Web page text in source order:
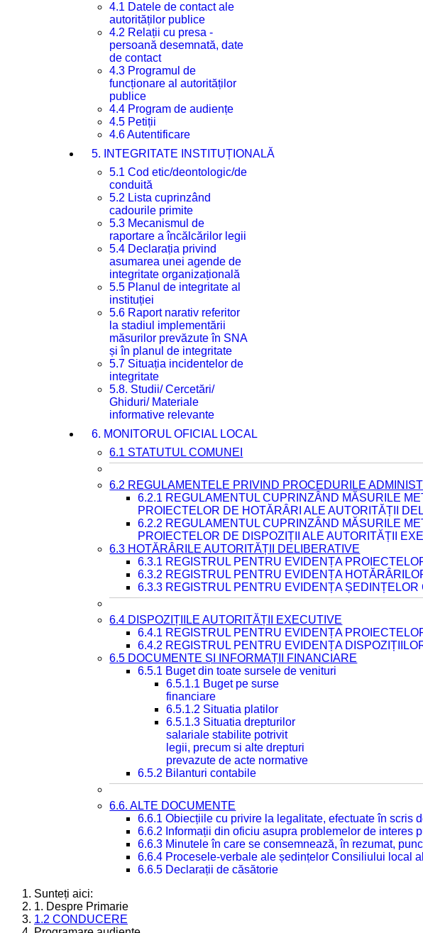
4.1 Datele de contact ale
autorităților publice
4.2 Relații cu presa -
persoană desemnată, date
de contact
4.3 Programul de
funcționare al autorităților
publice
4.4 Program de audiențe
4.5 Petiții
4.6 Autentificare
5. INTEGRITATE INSTITUȚIONALĂ
5.1 Cod etic/deontologic/de
conduită
5.2 Lista cuprinzând
cadourile primite
5.3 Mecanismul de
raportare a încălcărilor legii
5.4 Declarația privind
asumarea unei agende de
integritate organizațională
5.5 Planul de integritate al
instituției
5.6 Raport narativ referitor
la stadiul implementării
măsurilor prevăzute în SNA
și în planul de integritate
5.7 Situația incidentelor de
integritate
5.8. Studii/ Cercetări/
Ghiduri/ Materiale
informative relevante
6. MONITORUL OFICIAL LOCAL
6.1 STATUTUL COMUNEI
6.2 REGULAMENTELE PRIVIND PROCEDURILE
6.2.1 REGULAMENTUL CUPRINZÂND MĂSURILE
PROIECTELOR DE HOTĂRÂRI ALE AUTORITĂȚII
6.2.2 REGULAMENTUL CUPRINZÂND MĂSURILE
PROIECTELOR DE DISPOZIȚII ALE AUTORITĂȚII
6.3 HOTĂRÂRILE AUTORITĂȚII DELIBERATIVE
6.3.1 REGISTRUL PENTRU EVIDENȚA
6.3.2 REGISTRUL PENTRU EVIDENȚA
6.3.3 REGISTRUL PENTRU EVIDENȚA ȘEDINȚELOR
6.4 DISPOZIȚIILE AUTORITĂȚII EXECUTIVE
6.4.1 REGISTRUL PENTRU EVIDENȚA
6.4.2 REGISTRUL PENTRU EVIDENȚA
6.5 DOCUMENTE ȘI INFORMAȚII FINANCIARE
6.5.1 Buget din toate sursele de venituri
6.5.1.1 Buget pe surse
financiare
6.5.1.2 Situatia platilor
6.5.1.3 Situatia drepturilor
salariale stabilite potrivit
legii, precum si alte drepturi
prevazute de acte normative
6.5.2 Bilanturi contabile
6.6. ALTE DOCUMENTE
6.6.1 Obiecțiile cu privire la legalitate, efectuate în scris
6.6.2 Informații din oficiu asupra problemelor de interes
6.6.3 Minutele în care se consemnează, în rezumat,
6.6.4 Procesele-verbale ale ședințelor Consiliului local
6.6.5 Declarații de căsătorie
Sunteți aici:
1. Despre Primarie
1.2 CONDUCERE